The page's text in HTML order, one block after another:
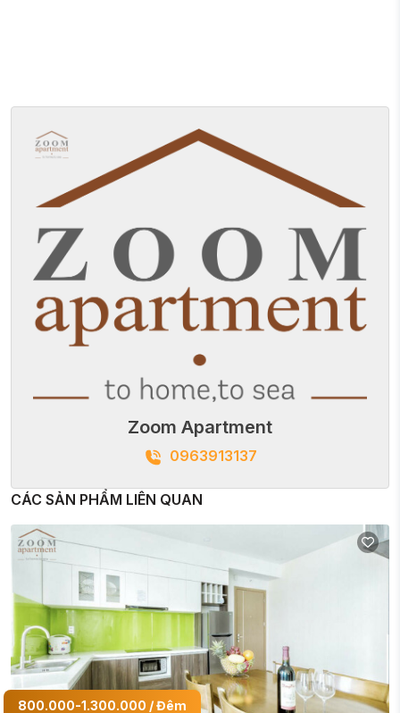
Zoom Apartment
0963913137
CÁC SẢN PHẨM LIÊN QUAN
800.000-1.300.000 / Đêm